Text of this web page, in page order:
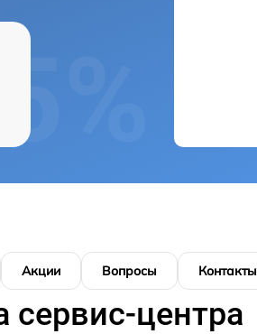
Акции Вопросы Контакты
центра